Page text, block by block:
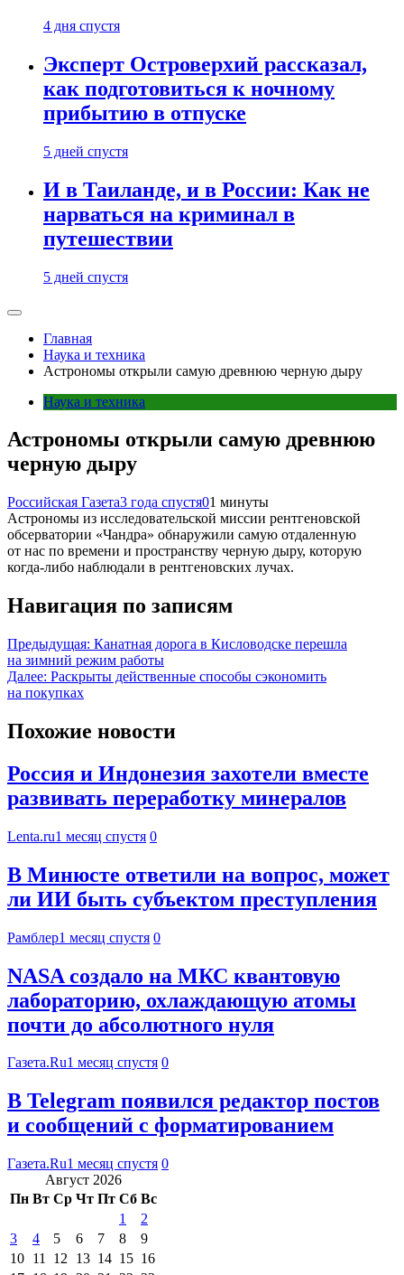
4 дня спустя
Эксперт Островерхий рассказал,
как подготовиться к ночному
прибытию в отпуске
5 дней спустя
И в Таиланде, и в России: Как не
нарваться на криминал в
путешествии
5 дней спустя
Главная
Наука и техника
Астрономы открыли самую древнюю черную дыру
Наука и техника
Астрономы открыли самую древнюю
черную дыру
Российская Газета3 года спустя01 минуты
Астрономы из исследовательской миссии рентгеновской
обсерватории «Чандра» обнаружили самую отдаленную
от нас по времени и пространству черную дыру, которую
когда-либо наблюдали в рентгеновских лучах.
Навигация по записям
Предыдущая: Канатная дорога в Кисловодске перешла
на зимний режим работы
Далее: Раскрыты действенные способы сэкономить
на покупках
Похожие новости
Россия и Индонезия захотели вместе
развивать переработку минералов
Lenta.ru1 месяц спустя 0
В Минюсте ответили на вопрос, может
ли ИИ быть субъектом преступления
Рамблер1 месяц спустя 0
NASA создало на МКС квантовую
лабораторию, охлаждающую атомы
почти до абсолютного нуля
Газета.Ru1 месяц спустя 0
В Telegram появился редактор постов
и сообщений с форматированием
Газета.Ru1 месяц спустя 0
Август 2026
Пн Вт Ср Чт Пт Сб Вс
1
2
3
4 5 6 7 8
9
10 11 12 13 14 15 16